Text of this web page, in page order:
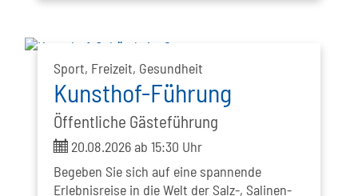
Sport, Freizeit, Gesundheit
Kunsthof-Führung
Öffentliche Gästeführung
ticket
20.08.2026 ab 15:30 Uhr
Begeben Sie sich auf eine spannende
Erlebnisreise in die Welt der Salz-, Salinen-